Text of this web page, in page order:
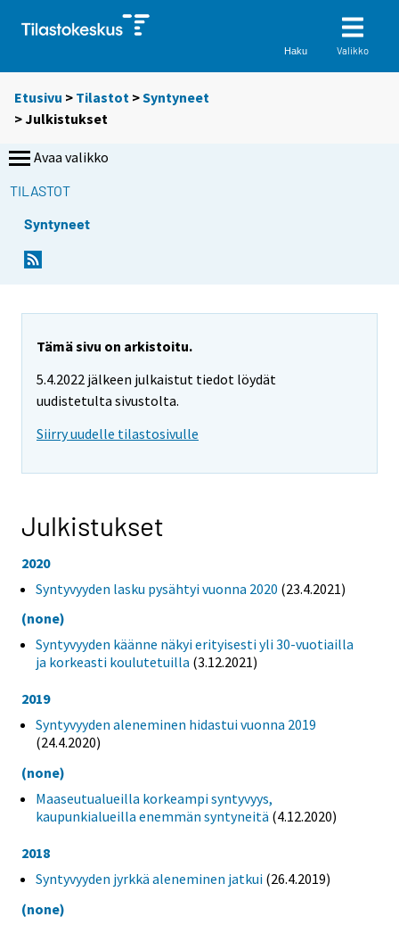
Haku Valikko
Etusivu > Tilastot >Syntyneet
> Julkistukset
Avaa valikko
TILASTOT
Syntyneet
Tämä sivu on arkistoitu.
5.4.2022 jälkeen julkaistut tiedot löydät
uudistetulta sivustolta.
Siirry uudelle tilastosivulle
Julkistukset
2020
Syntyvyyden lasku pysähtyi vuonna 2020 (23.4.2021)
(none)
Syntyvyyden käänne näkyi erityisesti yli 30-vuotiailla
ja korkeasti koulutetuilla (3.12.2021)
2019
Syntyvyyden aleneminen hidastui vuonna 2019
(24.4.2020)
(none)
Maaseutualueilla korkeampi syntyvyys,
kaupunkialueilla enemmän syntyneitä (4.12.2020)
2018
Syntyvyyden jyrkkä aleneminen jatkui (26.4.2019)
(none)